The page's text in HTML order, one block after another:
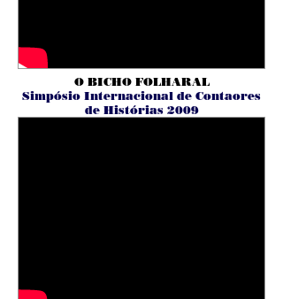
O BICHO FOLHARAL
Simpósio Internacional de Contaores
de Histórias 2009